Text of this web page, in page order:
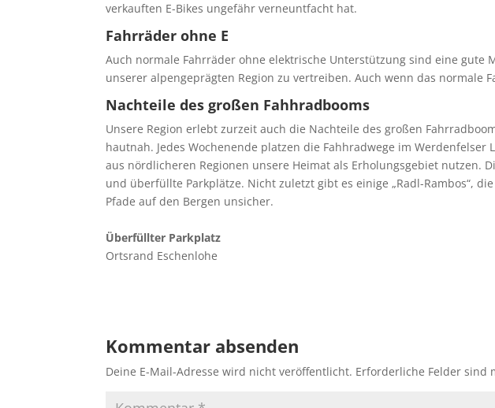
verkauften E-Bikes ungefähr verneuntfacht hat.
Fahrräder ohne E
Auch normale Fahrräder ohne elektrische Unterstützung sind eine gute
unserer alpengeprägten Region zu vertreiben. Auch wenn das normale
Nachteile des großen Fahhradbooms
Unsere Region erlebt zurzeit auch die Nachteile des großen
hautnah. Jedes Wochenende platzen die Fahhradwege im Werdenfelser
aus nördlicheren Regionen unsere Heimat als Erholungsgebiet nutzen.
und überfüllte Parkplätze. Nicht zuletzt gibt es einige „Radl-Rambos“,
Pfade auf den Bergen unsicher.
Überfüllter Parkplatz
Ortsrand Eschenlohe
Kommentar absenden
Deine E-Mail-Adresse wird nicht veröffentlicht. Erforderliche Felder sind